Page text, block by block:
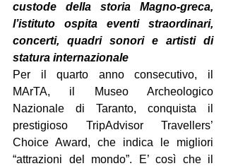
custode della storia Magno-greca,
l’istituto ospita eventi straordinari,
concerti, quadri sonori e artisti di
statura internazionale
Per il quarto anno consecutivo, il
MArTA, il Museo Archeologico
Nazionale di Taranto, conquista il
prestigioso TripAdvisor Travellers’
Choice Award, che indica le migliori
“attrazioni del mondo”. E’ così che il